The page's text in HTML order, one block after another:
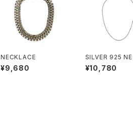
NECKLACE
¥9,680
SILVER 925
CE
¥10,780